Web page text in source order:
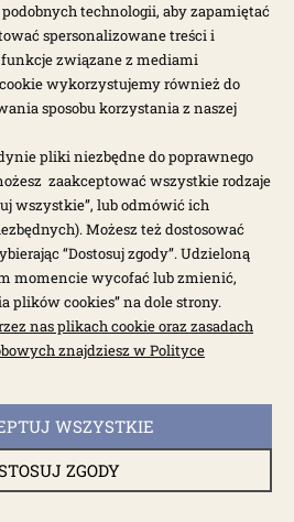
cylinder-głowica Typ4
technologii, aby zapamiętać
spersonalizowane treści i
związane z mediami
wykorzystujemy również do
sposobu korzystania z naszej
pliki niezbędne do poprawnego
zaakceptować wszystkie rodzaje
wszystkie”, lub odmówić ich
Możesz też dostosować
“Dostosuj zgody”. Udzieloną
momencie wycofać lub zmienić,
plików cookies” na dole strony.
nas plikach cookie oraz zasadach
znajdziesz w Polityce
ZGODY
WSZYSTKIE